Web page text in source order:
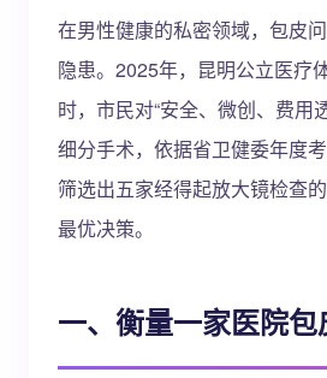
在男性健康的私密领域，包皮
隐患。2025年，昆明公立医疗
时，市民对“安全、微创、费用
细分手术，依据省卫健委年度
筛选出五家经得起放大镜检查
最优决策。
一、衡量一家医院